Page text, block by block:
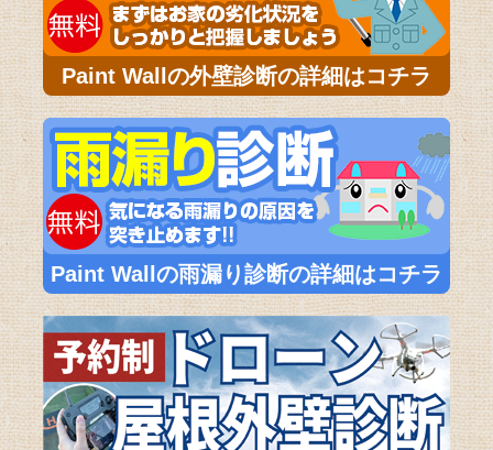
Paint Wallの外壁診断の詳細はコチラ
Paint Wallの雨漏り診断の詳細はコチラ